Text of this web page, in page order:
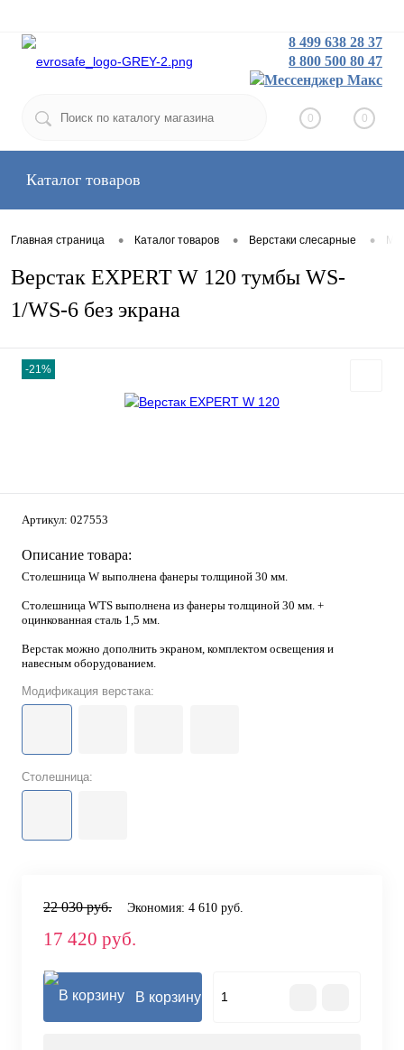
Заказать звонок
8 499 638 28 37
8 800 500 80 47
0 0
Каталог товаров
Главная страница • Каталог товаров • Верстаки слесарные •
Верстак EXPERT W 120 тумбы WS-
1/WS-6 без экрана
-21%
Артикул: 027553
Описание товара:
Столешница W выполнена фанеры толщиной 30 мм.
Столешница WTS выполнена из фанеры толщиной 30 мм. +
оцинкованная сталь 1,5 мм.
Верстак можно дополнить экраном, комплектом освещения и
навесным оборудованием.
Модификация верстака:
Столешница:
22 030 руб. Экономия: 4 610 руб.
17 420 руб.
В корзину